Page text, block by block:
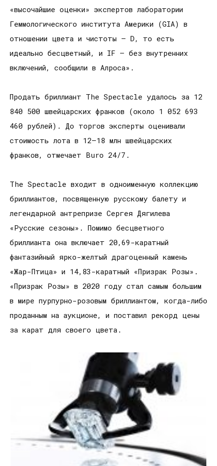
«высочайшие оценки» экспертов лаборатории
Геммологического института Америки (GIA) в
отношении цвета и чистоты – D, то есть
идеально бесцветный, и IF – без внутренних
включений, сообщили в Алроса».
Продать бриллиант The Spectacle удалось за 12
840 500 швейцарских франков (около 1 052 693
460 рублей). До торгов эксперты оценивали
стоимость лота в 12–18 млн швейцарских
франков, отмечает Buro 24/7.
The Spectacle входит в одноименную коллекцию
бриллиантов, посвященную русскому балету и
легендарной антрепризе Сергея Дягилева
«Русские сезоны». Помимо бесцветного
бриллианта она включает 20,69-каратный
фантазийный ярко-желтый драгоценный камень
«Жар-Птица» и 14,83-каратный «Призрак Розы».
«Призрак Розы» в 2020 году стал самым большим
в мире пурпурно-розовым бриллиантом, когда-либо
проданным на аукционе, и поставил рекорд цены
за карат для своего цвета.